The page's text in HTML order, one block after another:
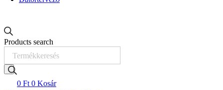
Products search
0 Ft 0 Kosár